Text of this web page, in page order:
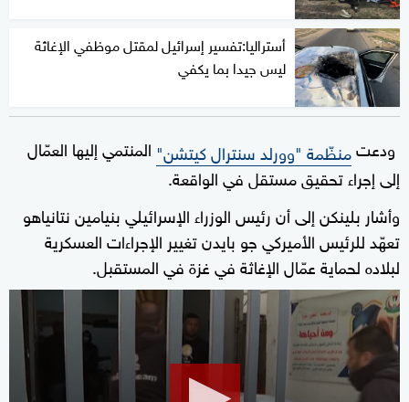
أستراليا:تفسير إسرائيل لمقتل موظفي الإغاثة
ليس جيدا بما يكفي
ودعتمنظّمة "وورلد سنترال كيتشن" المنتمي إليها العمّال
إلى إجراء تحقيق مستقل في الواقعة.
وأشار بلينكن إلى أن رئيس الوزراء الإسرائيلي بنيامين نتانياهو
تعهّد للرئيس الأميركي جو بايدن تغيير الإجراءات العسكرية
لبلاده لحماية عمّال الإغاثة في غزة في المستقبل.
seconds
minutes,